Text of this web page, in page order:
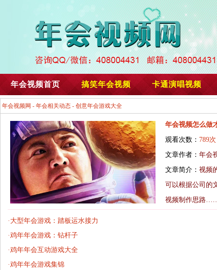
年会视频首页 搞笑年会视频 卡通演唱视频
年会视频网 - 年会相关动态 - 创意年会游戏大全
年会视频怎么做
观看次数： 789次
文章作者： 年会
文章简介： 视频
可以根据公司的
视频制作思路
· 大型年会游戏：踏板运水接力
·鸡年年会游戏：钻杆子
·鸡年年会互动游戏大全
·鸡年年会游戏集锦